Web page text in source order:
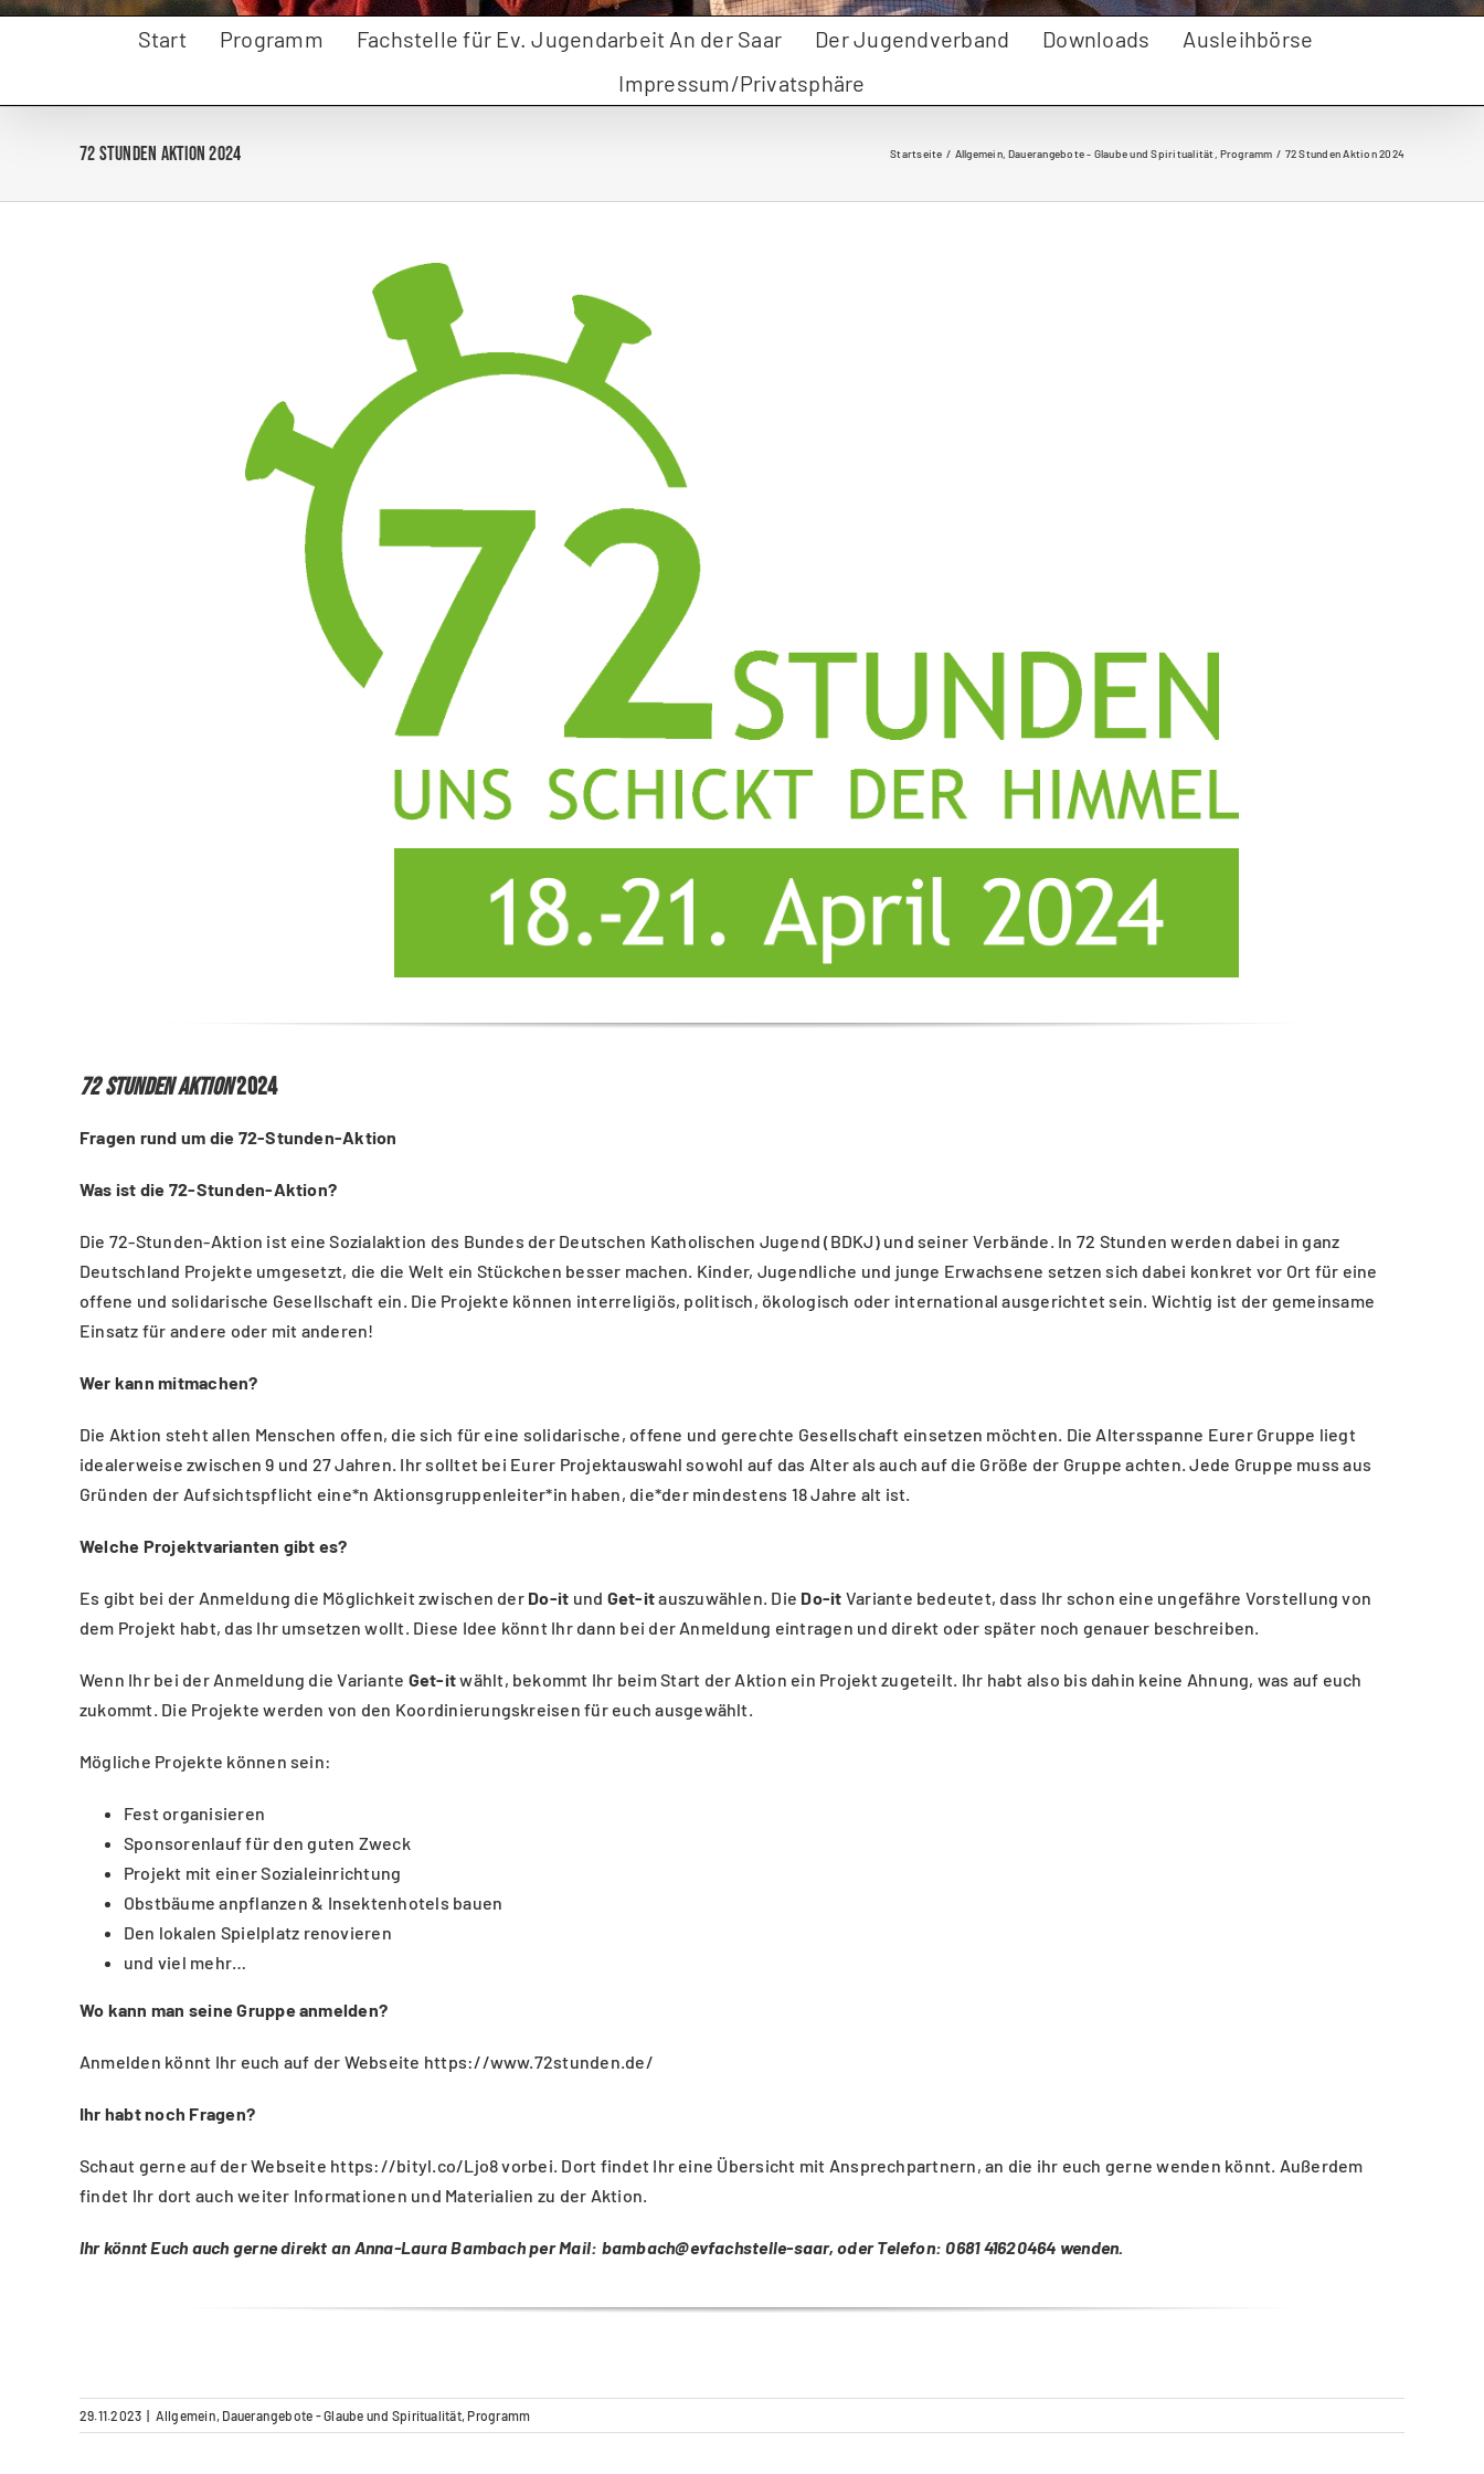
Start Programm Fachstelle für Ev. Jugendarbeit An der Saar Der Jugendverband Downloads
Ausleihbörse
Impressum/Privatsphäre
72 Stunden Aktion 2024 Startseite Allgemein Dauerangebote - Glaube und Spiritualität Programm 72 Stunden Aktion 2024
72 Stunden Aktion2024
Fragen rund um die 72-Stunden-Aktion
Was ist die 72-Stunden-Aktion?
Die 72-Stunden-Aktion ist eine Sozialaktion des Bundes der Deutschen Katholischen Jugend (BDKJ) und seiner Verbände. In 72 Stunden werden dabei in ganz
Deutschland Projekte umgesetzt, die die Welt ein Stückchen besser machen. Kinder, Jugendliche und junge Erwachsene setzen sich dabei konkret vor Ort für eine
offene und solidarische Gesellschaft ein. Die Projekte können interreligiös, politisch, ökologisch oder international ausgerichtet sein. Wichtig ist der gemeinsame
Einsatz für andere oder mit anderen!
Wer kann mitmachen?
Die Aktion steht allen Menschen offen, die sich für eine solidarische, offene und gerechte Gesellschaft einsetzen möchten. Die Altersspanne Eurer Gruppe liegt
idealerweise zwischen 9 und 27 Jahren. Ihr solltet bei Eurer Projektauswahl sowohl auf das Alter als auch auf die Größe der Gruppe achten. Jede Gruppe muss aus
Gründen der Aufsichtspflicht eine*n Aktionsgruppenleiter*in haben, die*der mindestens 18 Jahre alt ist.
Welche Projektvarianten gibt es?
Es gibt bei der Anmeldung die Möglichkeit zwischen der Do-it und Get-itauszuwählen. Die Do-it Variante bedeutet, dass Ihr schon eine ungefähre Vorstellung von
dem Projekt habt, das Ihr umsetzen wollt. Diese Idee könnt Ihr dann bei der Anmeldung eintragen und direkt oder später noch genauer beschreiben.
Wenn Ihr bei der Anmeldung die Variante Get-itwählt, bekommt Ihr beim Start der Aktion ein Projekt zugeteilt. Ihr habt also bis dahin keine Ahnung, was auf euch
zukommt. Die Projekte werden von den Koordinierungskreisen für euch ausgewählt.
Mögliche Projekte können sein:
Fest organisieren
Sponsorenlauf für den guten Zweck
Projekt mit einer Sozialeinrichtung
Obstbäume anpflanzen & Insektenhotels bauen
Den lokalen Spielplatz renovieren
und viel mehr…
Wo kann man seine Gruppe anmelden?
Anmelden könnt Ihr euch auf der Webseite https://www.72stunden.de/
Ihr habt noch Fragen?
Schaut gerne auf der Webseite https://bityl.co/Ljo8vorbei. Dort findet Ihr eine Übersicht mit Ansprechpartnern, an die ihr euch gerne wenden könnt. Außerdem
findet Ihr dort auch weiter Informationen und Materialien zu der Aktion.
Ihr könnt Euch auch gerne direkt an Anna-Laura Bambach per Mail: bambach@evfachstelle-saar, oder Telefon: 0681 41620464 wenden.
29.11.2023 | Allgemein Dauerangebote - Glaube und Spiritualität, Programm